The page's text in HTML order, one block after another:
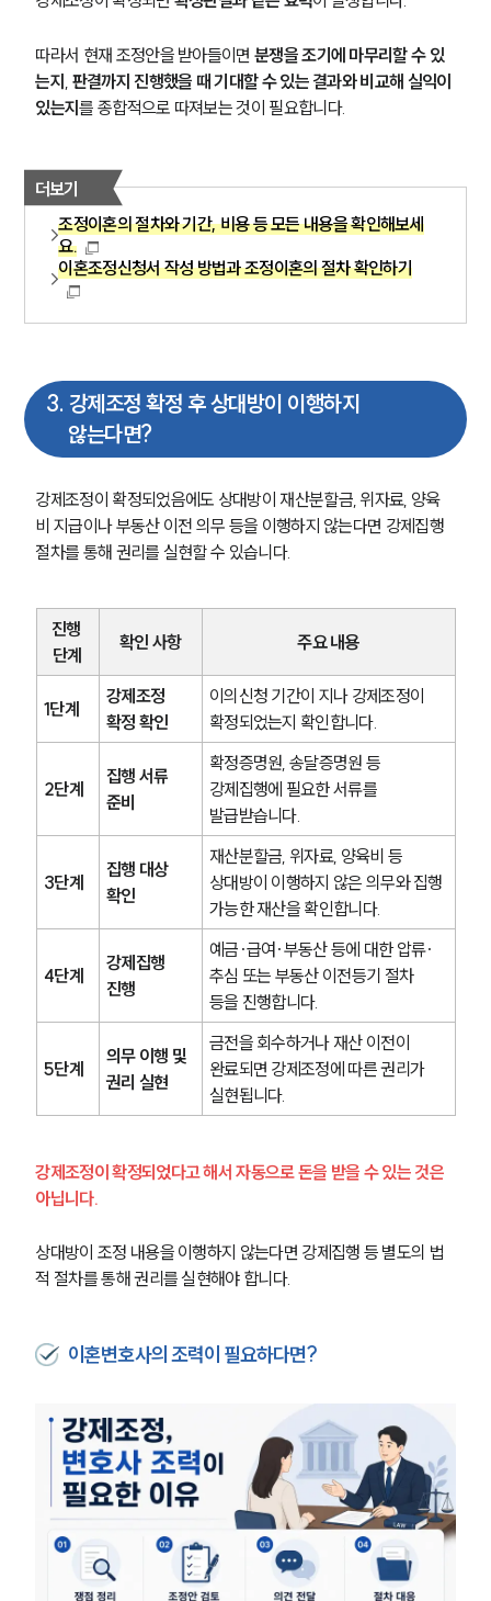
부소개
따라서 현재 조정안을 받아들이면 분쟁을 조기에 마무리할 수 있
는지 , 판결까지 진행했을 때 기대할 수 있는 결과와 비교해 실익이
있는지를 종합적으로 따져보는 것이 필요합니다.
더보기
조정이혼의 절차와 기간, 비용 등 모든 내용을 확인해보세
요.
이혼조정신청서 작성 방법과 조정이혼의 절차 확인하기
3. 강제조정 확정 후 상대방이 이행하지
않는다면?
강제조정이 확정되었음에도 상대방이 재산분할금, 위자료, 양육
비 지급이나 부동산 이전 의무 등을 이행하지 않는다면 강제집행
절차를 통해 권리를 실현할 수 있습니다.
진행
단계
확인 사항 주요 내용
1단계
강제조정
확정 확인
이의신청 기간이 지나 강제조정이
확정되었는지 확인합니다.
2단계
집행 서류
준비
확정증명원, 송달증명원 등
강제집행에 필요한 서류를
발급받습니다.
3단계
집행 대상
확인
재산분할금, 위자료, 양육비 등
상대방이 이행하지 않은 의무와 집행
가능한 재산을 확인합니다.
4단계
강제집행
진행
예금·급여·부동산 등에 대한 압류·
추심 또는 부동산 이전등기 절차
등을 진행합니다.
5단계
의무 이행 및
권리 실현
금전을 회수하거나 재산 이전이
완료되면 강제조정에 따른 권리가
실현됩니다.
강제조정이 확정되었다고 해서 자동으로 돈을 받을 수 있는 것은
아닙니다.
상대방이 조정 내용을 이행하지 않는다면 강제집행 등 별도의 법
적 절차를 통해 권리를 실현해야 합니다.
이혼변호사의 조력이 필요하다면?